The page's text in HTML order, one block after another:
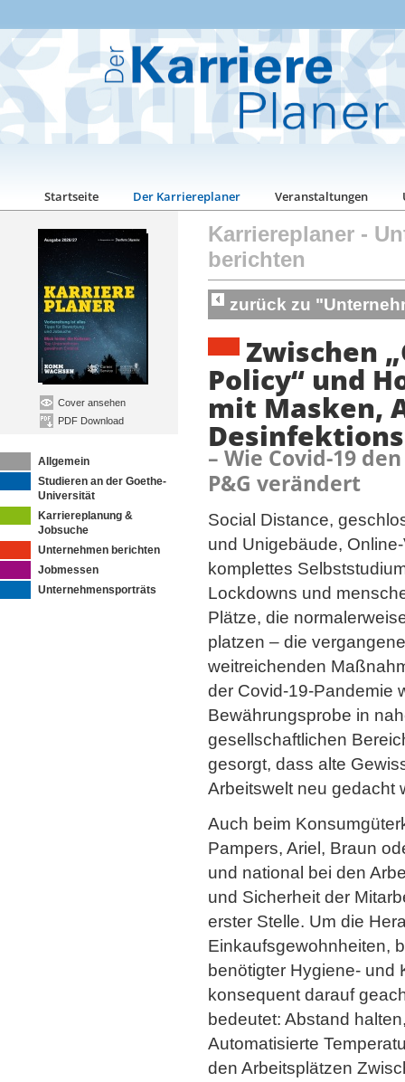
Startseite Der Karriereplaner Veranstaltungen
Cover ansehen
PDF Download
Allgemein
Studieren an der Goethe-
Universität
Karriereplanung &
Jobsuche
Unternehmen berichten
Jobmessen
Unternehmensporträts
Karriereplaner -
berichten
zurück zu
Zwischen
Policy“ und
mit Masken,
– Wie Covid-19
P&G verändert
Social Distance,
und Unigebäude,
komplettes
Lockdowns und
Plätze, die
platzen – die
weitreichenden
der Covid-19-Pandemie
Bewährungsprobe in
gesellschaftlichen
gesorgt, dass alte
Arbeitswelt neu gedacht
Auch beim
Pampers, Ariel, Braun
und national bei den
und Sicherheit der
erster Stelle. Um die
Einkaufsgewohnheiten,
benötigter Hygiene- und
konsequent darauf
bedeutet: Abstand
Automatisierte
den Arbeitsplätzen